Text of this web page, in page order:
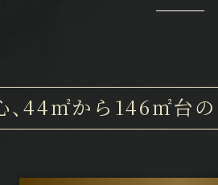
44㎡から146㎡台の